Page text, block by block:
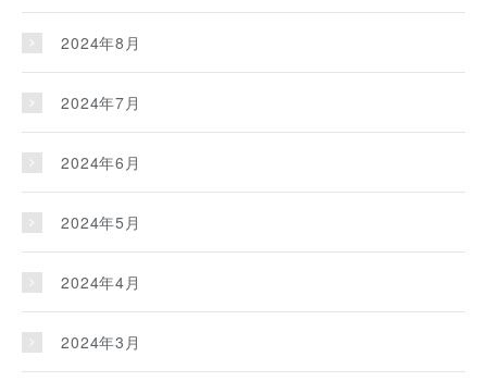
2024年8月
2024年7月
2024年6月
2024年5月
2024年4月
2024年3月